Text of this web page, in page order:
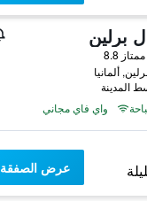
برلين
ممتاز 8.8
واي فاي مجاني
عرض الصفقة